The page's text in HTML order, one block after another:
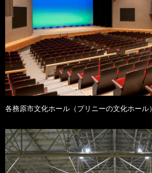
各務原市文化ホール（プリニーの文化ホール）